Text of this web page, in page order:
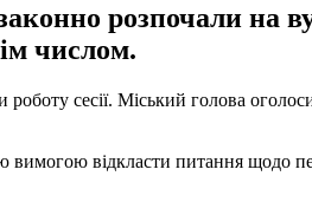
розпочали на
числом.
сесії. Міський голова
відкласти питання щодо